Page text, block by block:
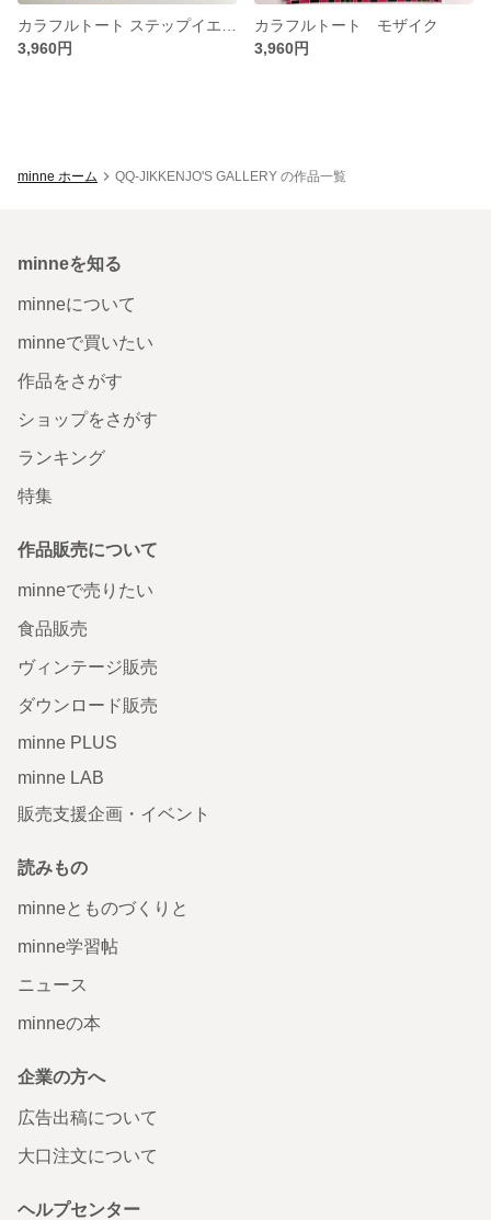
3,960円
カラフルトート モザイク
3,960円
minne ホーム QQ-JIKKENJO'S GALLERY の作品一覧
minneを知る
minneについて
minneで買いたい
作品をさがす
ショップをさがす
ランキング
特集
作品販売について
minneで売りたい
食品販売
ヴィンテージ販売
ダウンロード販売
minne PLUS
minne LAB
販売支援企画・イベント
読みもの
minneとものづくりと
minne学習帖
ニュース
minneの本
企業の方へ
広告出稿について
大口注文について
ヘルプセンター